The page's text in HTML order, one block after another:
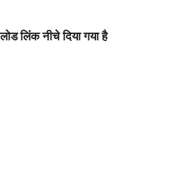
लिंक नीचे दिया गया है